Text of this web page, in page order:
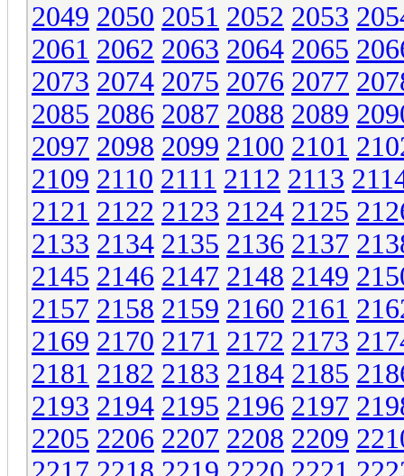
2049 2050 2051 2052 2053
2061 2062 2063 2064 2065
2073 2074 2075 2076 2077
2085 2086 2087 2088 2089
2097 2098 2099 2100 2101
2109 2110 2111 2112 2113
2121 2122 2123 2124 2125
2133 2134 2135 2136 2137
2145 2146 2147 2148 2149
2157 2158 2159 2160 2161
2169 2170 2171 2172 2173
2181 2182 2183 2184 2185
2193 2194 2195 2196 2197
2205 2206 2207 2208 2209